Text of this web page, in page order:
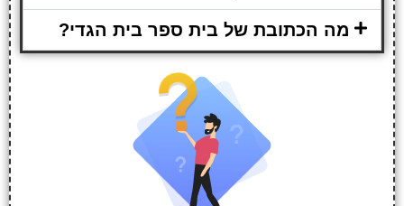
מה הכתובת של בית ספר בית הגדי?